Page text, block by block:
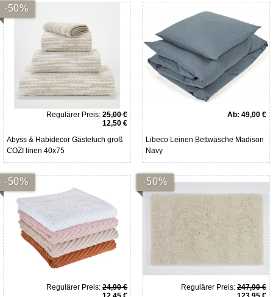
-50%
Regulärer Preis: 25,00 €
12,50 €
Abyss & Habidecor Gästetuch groß
COZI linen 40x75
Ab: 49,00 €
Libeco Leinen Bettwäsche Madison
Navy
-50%
Regulärer Preis: 24,90 €
-50%
Regulärer Preis: 247,90 €